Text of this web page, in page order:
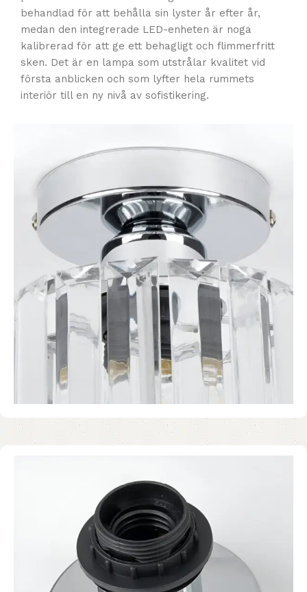
behandlad för att behålla sin lyster år efter år,
medan den integrerade LED-enheten är noga
kalibrerad för att ge ett behagligt och flimmerfritt
sken. Det är en lampa som utstrålar kvalitet vid
första anblicken och som lyfter hela rummets
interiör till en ny nivå av sofistikering.